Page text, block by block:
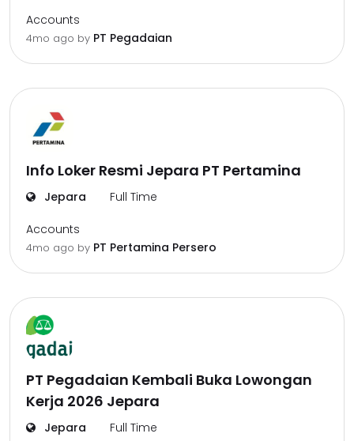
Accounts
4mo ago by PT Pegadaian
Info Loker Resmi Jepara PT Pertamina
Jepara Full Time
Accounts
4mo ago by PT Pertamina Persero
PT Pegadaian Kembali Buka Lowongan
Kerja 2026 Jepara
Jepara Full Time